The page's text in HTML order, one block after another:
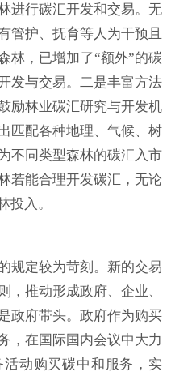
进行碳汇开发和交易。无
管护、抚育等人为干预且
林，已增加了“额外”的碳
发与交易。二是丰富方法
励林业碳汇研究与开发机
匹配各种地理、气候、树
不同类型森林的碳汇入市
若能合理开发碳汇，无论
投入。
规定较为苛刻。新的交易
，推动形成政府、企业、
政府带头。政府作为购买
，在国际国内会议中大力
动购买碳中和服务，实